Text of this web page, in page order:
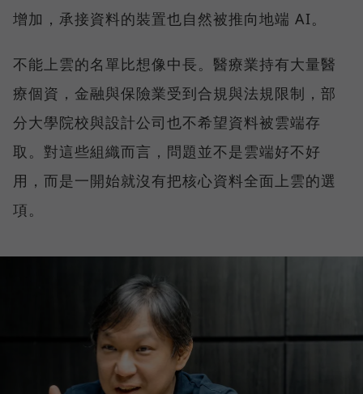
增加，承接資料的裝置也自然被推向地端 AI。
不能上雲的名單比想像中長。醫療業持有大量醫
療個資，金融與保險業受到合規與法規限制，部
分大學院校與設計公司也不希望資料被雲端存
取。對這些組織而言，問題並不是雲端好不好
用，而是一開始就沒有把核心資料全面上雲的選
項。